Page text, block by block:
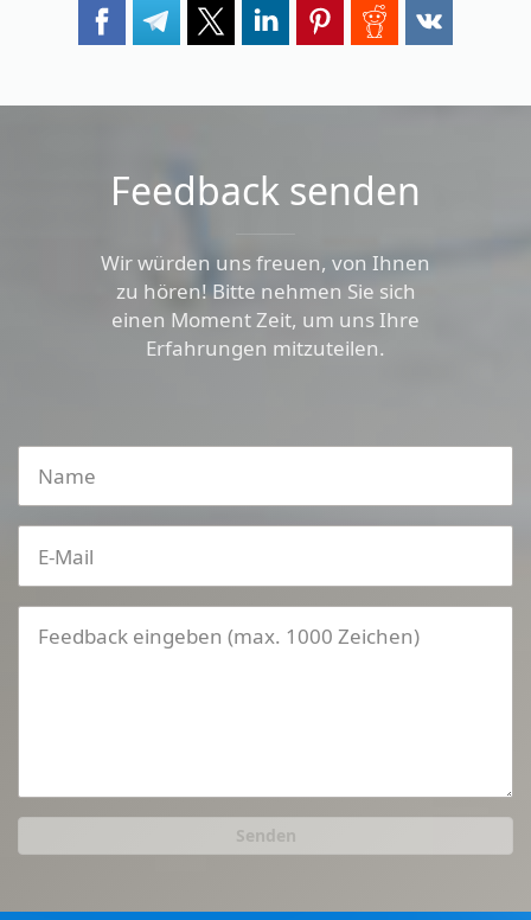
Feedback senden
Wir würden uns freuen, von Ihnen
zu hören! Bitte nehmen Sie sich
einen Moment Zeit, um uns Ihre
Erfahrungen mitzuteilen.
Senden